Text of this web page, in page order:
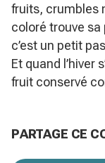
fruits, crumbles
coloré trouve sa
c’est un petit
Et quand l’hiver
fruit conservé
PARTAGE CE